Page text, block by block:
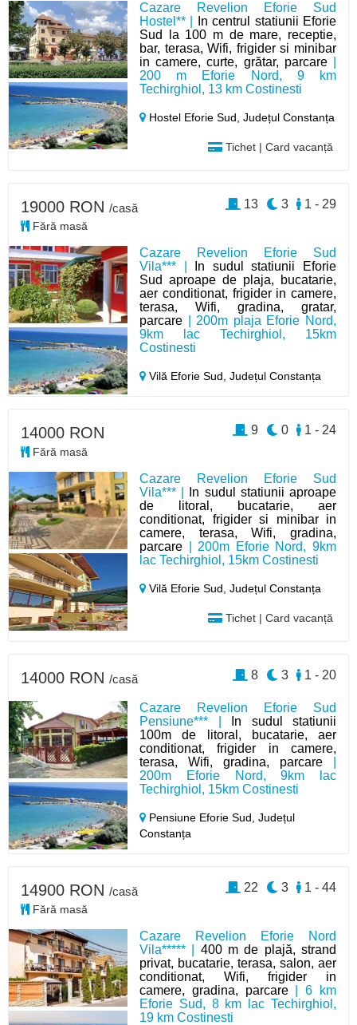
Cazare Revelion Eforie Sud
Hostel** |
In centrul statiunii Eforie
Sud la 100 m de mare, receptie,
bar, terasa, Wifi, frigider si minibar
in camere, curte, grătar, parcare|
200 m Eforie Nord, 9 km
Techirghiol, 13 km Costinesti
Hostel Eforie Sud,Județul Constanța
Tichet | Card vacanță
Cazare Revelion Eforie Sud
Vila*** |
In sudul statiunii Eforie
Sud aproape de plaja, bucatarie,
aer conditionat, frigider in camere,
terasa, Wifi, gradina, gratar,
parcare | 200m plaja Eforie Nord,
9km lac Techirghiol, 15km
Costinesti
Vilă Eforie Sud,Județul Constanța
19000 RON /casă
Fără masă
1 - 29
3
13
Cazare Revelion Eforie Sud
Vila*** |
In sudul statiunii aproape
de litoral, bucatarie, aer
conditionat, frigider si minibar in
camere, terasa, Wifi, gradina,
parcare | 200m Eforie Nord, 9km
lac Techirghiol, 15km Costinesti
Vilă Eforie Sud,Județul Constanța
Tichet | Card vacanță
14000 RON
Fără masă
1 - 24
0
9
Cazare Revelion Eforie Sud
Pensiune*** |
In sudul statiunii
100m de litoral, bucatarie, aer
conditionat, frigider in camere,
terasa, Wifi, gradina, parcare
200m Eforie Nord, 9km lac
Techirghiol, 15km Costinesti
Pensiune Eforie Sud,Județul
Constanța
14000 RON /casă 1 - 20
3
8
Cazare Revelion Eforie Nord
Vila***** | 400 m de plajă, strand
privat, bucatarie, terasa, salon, aer
conditionat, Wifi, frigider in
camere, gradina, parcare| 6 km
Eforie Sud, 8 km lac Techirghiol,
19 km Costinesti
14900 RON /casă
Fără masă
1 - 44
3
22